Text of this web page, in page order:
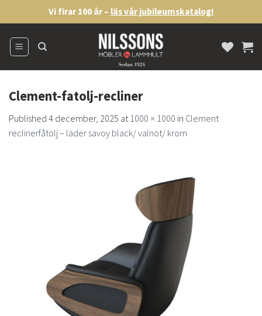
to
content
Vi firar 100 år – läs vår jubileumskatalog!
Clement-fatolj-recliner
Published 4 december, 2025 at1000 × 1000 in Clement
reclinerfåtölj – läder savoy black/ valnöt/ krom